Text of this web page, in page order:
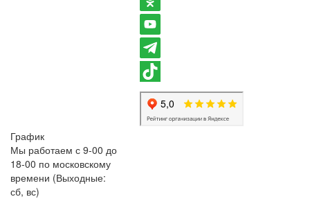
График
Мы работаем с 9-00 до
18-00 по московскому
времени (Выходные:
сб, вс)